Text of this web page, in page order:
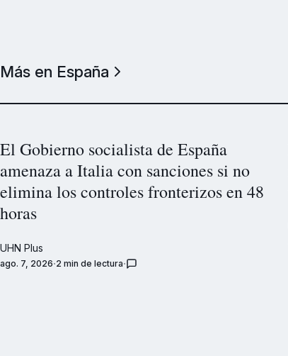
Más en España
El Gobierno socialista de España
amenaza a Italia con sanciones si no
elimina los controles fronterizos en 48
horas
UHN Plus
ago. 7, 2026 2 min de lectura